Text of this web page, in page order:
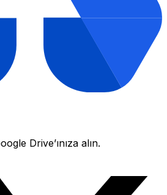
Drive’ınıza alın.